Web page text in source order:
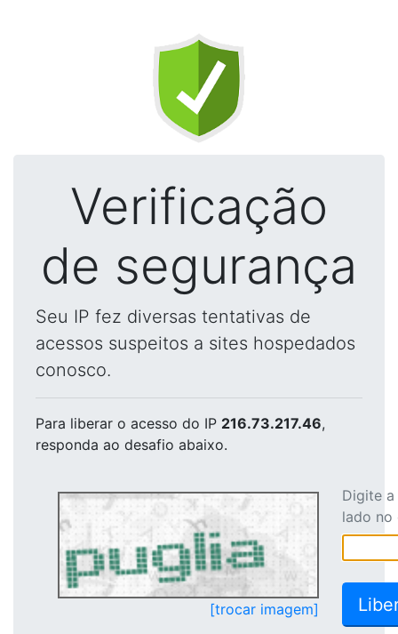
Verificação
de segurança
Seu IP fez diversas tentativas de
acessos suspeitos a sites hospedados
conosco.
Para liberar o acesso do IP 216.73.217.46,
responda ao desafio abaixo.
[trocar imagem]
Digite
lado no